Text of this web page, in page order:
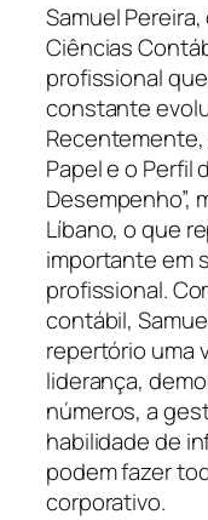
Samuel
Ciências
profissional
constante
Recentemente,
Papel e o Perfil
Desempenho”,
Líbano, o que
importante em
profissional.
contábil,
repertório uma
liderança,
números, a
habilidade de
podem fazer
corporativo.